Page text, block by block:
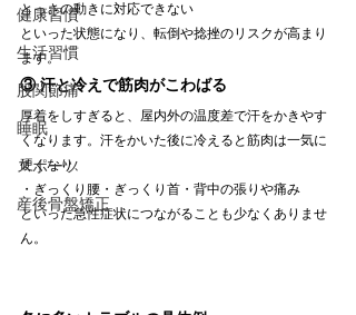
健康習慣
生活習慣
股関節痛
睡眠
スポーツ
産後骨盤矯正
とっさの動きに対応できない
といった状態になり、転倒や捻挫のリスクが高まり
ます。
③ 汗と冷えで筋肉がこわばる
厚着をしすぎると、屋内外の温度差で汗をかきやす
くなります。汗をかいた後に冷えると筋肉は一気に
硬くなり、
・ぎっくり腰・ぎっくり首・背中の張りや痛み
といった急性症状につながることも少なくありませ
ん。